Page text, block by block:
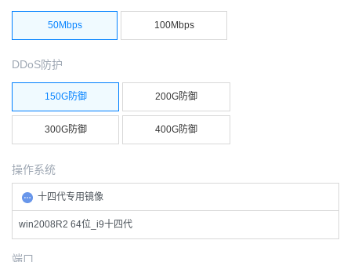
50Mbps 100Mbps
DDoS防护
150G防御 200G防御
300G防御 400G防御
操作系统
十四代专用镜像
win2008R2 64位_i9十四代
端口